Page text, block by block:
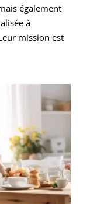
également
à
mission est